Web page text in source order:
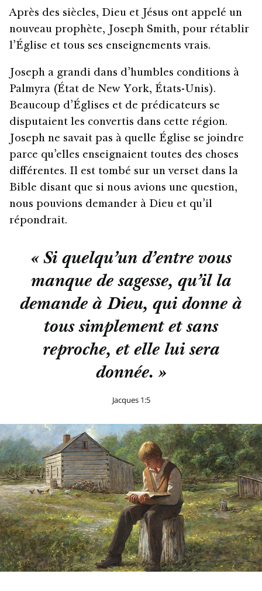
Après des siècles, Dieu et Jésus ont appelé un
nouveau prophète, Joseph Smith, pour rétablir
l’Église et tous ses enseignements vrais.
Joseph a grandi dans d’humbles conditions à
Palmyra (État de New York, États-Unis).
Beaucoup d’Églises et de prédicateurs se
disputaient les convertis dans cette région.
Joseph ne savait pas à quelle Église se joindre
parce qu’elles enseignaient toutes des choses
différentes. Il est tombé sur un verset dans la
Bible disant que si nous avions une question,
nous pouvions demander à Dieu et qu’il
répondrait.
« Si quelqu’un d’entre vous
manque de sagesse, qu’il la
demande à Dieu, qui donne à
tous simplement et sans
reproche, et elle lui sera
donnée. »
Jacques 1:5